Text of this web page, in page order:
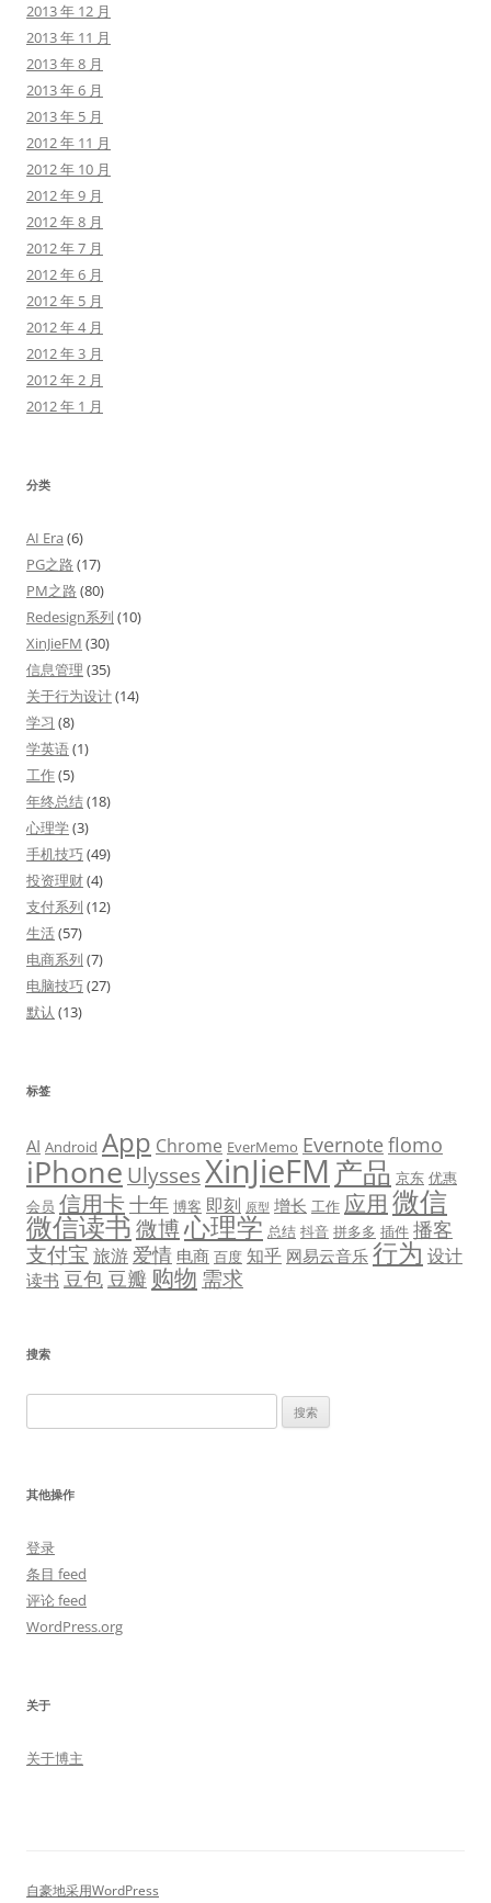
2013 年 12 月
2013 年 11 月
2013 年 8 月
2013 年 6 月
2013 年 5 月
2012 年 11 月
2012 年 10 月
2012 年 9 月
2012 年 8 月
2012 年 7 月
2012 年 6 月
2012 年 5 月
2012 年 4 月
2012 年 3 月
2012 年 2 月
2012 年 1 月
分类
AI Era (6)
PG之路 (17)
PM之路 (80)
Redesign系列 (10)
XinJieFM (30)
信息管理 (35)
关于行为设计(14)
学习 (8)
学英语(1)
工作(5)
年终总结(18)
心理学(3)
手机技巧(49)
投资理财(4)
支付系列 (12)
生活(57)
电商系列 (7)
电脑技巧(27)
默认 (13)
标签
AI Android App Chrome EverMemo Evernote flomo
iPhoneUlyssesXinJieFM 产品 京东 优惠
会员 信用卡十年 博客 即刻 原型 增长 工作 应用 微信
微信读书微博心理学 总结 抖音 拼多多 插件 播客
支付宝 旅游爱情 电商 百度 知乎 网易云音乐 行为 设计
读书 豆包豆瓣 购物 需求
搜索
索：
其他操作
登录
条目 feed
评论 feed
WordPress.org
关于
关于博主
自豪地采用WordPress